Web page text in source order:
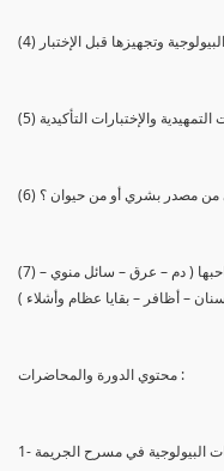
وتجهيزها قبل الإختبار
والإختبارات التأكيدية
هي من مصدر بشري أو من حيوان ؟
(7) إجراء الإختبارات علي العينة البيولوجية لتحديد صاحبها ( دم – عرق – سائل منوي –
– أظافر – بقايا عظام وأشلاء )
محتوي الدورة والمحاضرات :
البيولوجية في مسرح الجريمة